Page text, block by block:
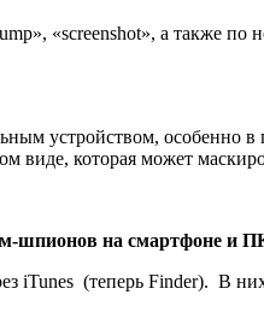
«screenshot», а также по
устройством, особенно
виде, которая может
шпионов на смартфоне и
iTunes (теперь Finder). В